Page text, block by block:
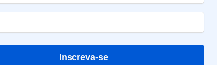
Algodão
Cotn
Inscreva-se